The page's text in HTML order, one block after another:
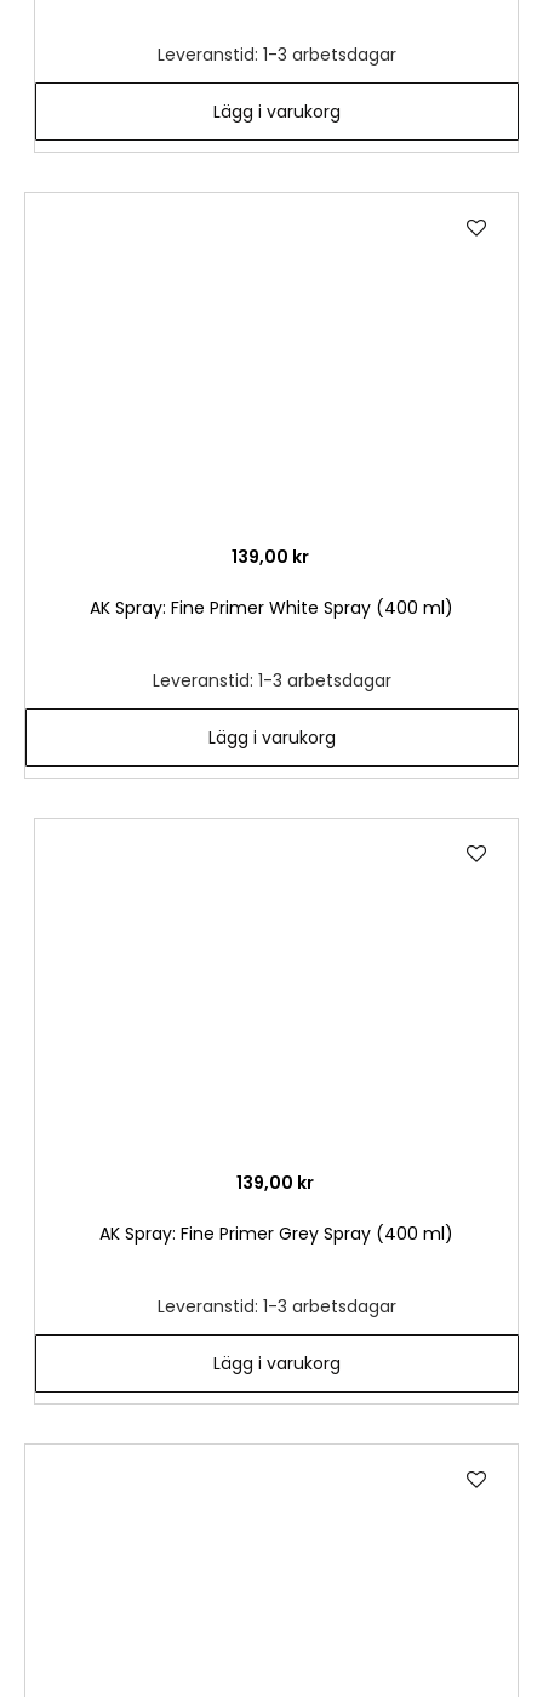
Leveranstid: 1-3 arbetsdagar
Lägg i varukorg
139,00 kr
AK Spray: Fine Primer White Spray (400 ml)
Leveranstid: 1-3 arbetsdagar
Lägg i varukorg
139,00 kr
AK Spray: Fine Primer Grey Spray (400 ml)
Leveranstid: 1-3 arbetsdagar
Lägg i varukorg